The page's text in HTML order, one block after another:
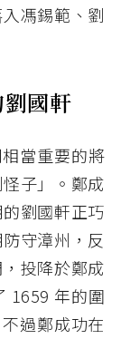
馮錫範、劉
國軒
當重要的將
子」。鄭成
劉國軒正巧
守漳州，反
投降於鄭成
1659 年的圍
過鄭成功在